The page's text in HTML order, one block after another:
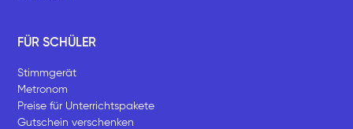
FÜR SCHÜLER
Stimmgerät
Metronom
Preise für Unterrichtspakete
Gutschein verschenken